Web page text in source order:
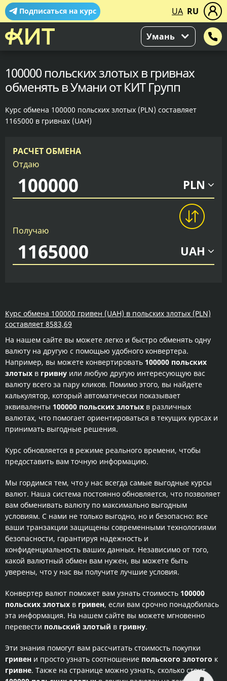
Подписаться на курс UA RU
Умань
100000 польских злотых в гривнах
обменять в Умани от КИТ Групп
Курс обмена 100000 польских злотых (PLN) составляет
1165000 в гривнах (UAH)
РАСЧЕТ ОБМЕНА
Отдаю
PLN
Получаю
UAH
Курс обмена 100000 гривен (UAH) в польских злотых (PLN)
составляет 8583,69
На нашем сайте вы можете легко и быстро обменять одну
валюту на другую с помощью удобного конвертера.
Например, вы можете конвертировать 100000 польских
злотых в гривну или любую другую интересующую вас
валюту всего за пару кликов. Помимо этого, вы найдете
калькулятор, который автоматически показывает
эквиваленты 100000 польских злотых в различных
валютах, что помогает ориентироваться в текущих курсах и
принимать выгодные решения.
Курс обновляется в режиме реального времени, чтобы
предоставить вам точную информацию.
Мы гордимся тем, что у нас всегда самые выгодные курсы
валют. Наша система постоянно обновляется, что позволяет
вам обменивать валюту по максимально выгодным
условиям. С нами не только выгодно, но и безопасно: все
ваши транзакции защищены современными технологиями
безопасности, гарантируя надежность и
конфиденциальность ваших данных. Независимо от того,
какой валютный обмен вам нужен, вы можете быть
уверены, что у нас вы получите лучшие условия.
Конвертер валют поможет вам узнать стоимость 100000
польских злотых в гривен, если вам срочно понадобилась
эта информация. На нашем сайте вы можете мгновенно
перевести польский злотый в гривну.
Эти знания помогут вам рассчитать стоимость покупки
гривен и просто узнать соотношение польского злотого к
гривне. Также на странице можно узнать, сколько стоит